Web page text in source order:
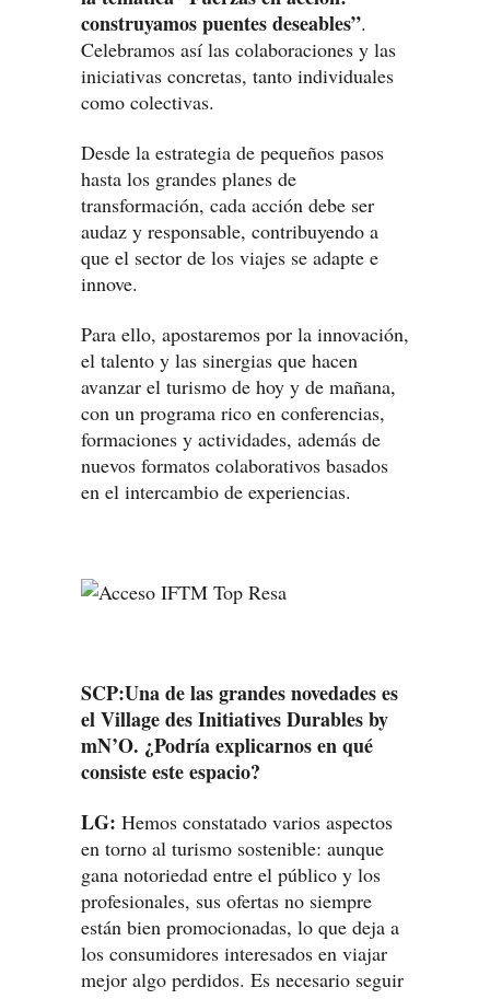
construyamos puentes deseables”.
Celebramos así las colaboraciones y las
iniciativas concretas, tanto individuales
como colectivas.
Desde la estrategia de pequeños pasos
hasta los grandes planes de
transformación, cada acción debe ser
audaz y responsable, contribuyendo a
que el sector de los viajes se adapte e
innove.
Para ello, apostaremos por la innovación,
el talento y las sinergias que hacen
avanzar el turismo de hoy y de mañana,
con un programa rico en conferencias,
formaciones y actividades, además de
nuevos formatos colaborativos basados
en el intercambio de experiencias.
SCP:Una de las grandes novedades es
el Village des Initiatives Durables by
mN’O. ¿Podría explicarnos en qué
consiste este espacio?
LG: Hemos constatado varios aspectos
en torno al turismo sostenible: aunque
gana notoriedad entre el público y los
profesionales, sus ofertas no siempre
están bien promocionadas, lo que deja a
los consumidores interesados en viajar
mejor algo perdidos. Es necesario seguir